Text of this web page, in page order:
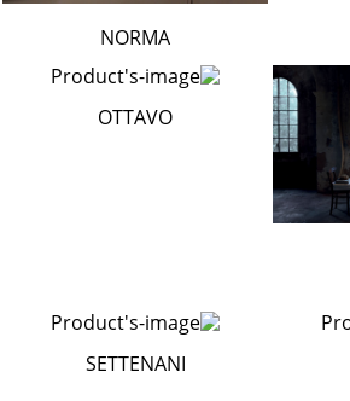
NORMA
OTTAVO
SETTENANI